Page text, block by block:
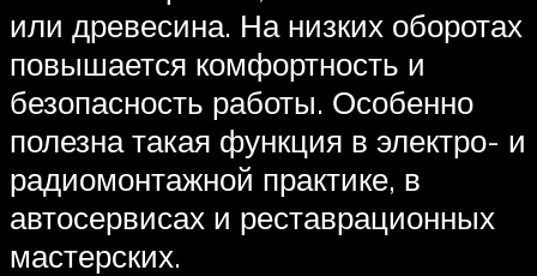
или древесина. На низких оборотах
повышается комфортность и
безопасность работы. Особенно
полезна такая функция в электро- и
радиомонтажной практике, в
автосервисах и реставрационных
мастерских.